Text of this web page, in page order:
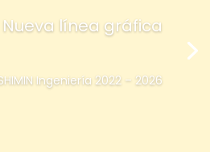
línea gráfica
Ingeniería 2022 – 2026